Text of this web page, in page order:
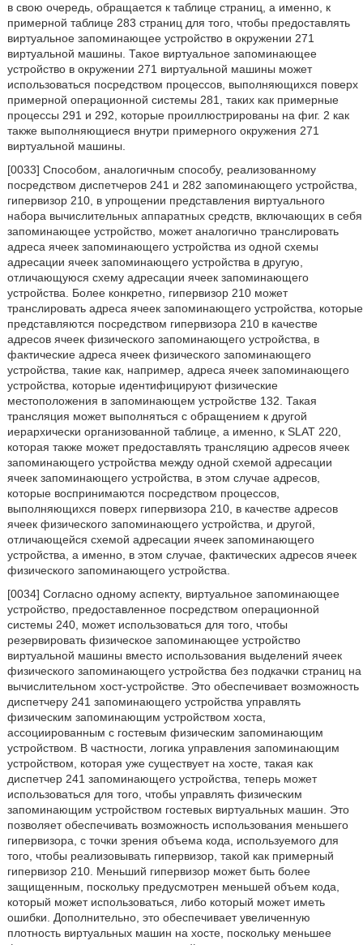
в свою очередь, обращается к таблице страниц, а именно, к
примерной таблице 283 страниц для того, чтобы предоставлять
виртуальное запоминающее устройство в окружении 271
виртуальной машины. Такое виртуальное запоминающее
устройство в окружении 271 виртуальной машины может
использоваться посредством процессов, выполняющихся поверх
примерной операционной системы 281, таких как примерные
процессы 291 и 292, которые проиллюстрированы на фиг. 2 как
также выполняющиеся внутри примерного окружения 271
виртуальной машины.
[0033] Способом, аналогичным способу, реализованному
посредством диспетчеров 241 и 282 запоминающего устройства,
гипервизор 210, в упрощении представления виртуального
набора вычислительных аппаратных средств, включающих в себя
запоминающее устройство, может аналогично транслировать
адреса ячеек запоминающего устройства из одной схемы
адресации ячеек запоминающего устройства в другую,
отличающуюся схему адресации ячеек запоминающего
устройства. Более конкретно, гипервизор 210 может
транслировать адреса ячеек запоминающего устройства, которые
представляются посредством гипервизора 210 в качестве
адресов ячеек физического запоминающего устройства, в
фактические адреса ячеек физического запоминающего
устройства, такие как, например, адреса ячеек запоминающего
устройства, которые идентифицируют физические
местоположения в запоминающем устройстве 132. Такая
трансляция может выполняться с обращением к другой
иерархически организованной таблице, а именно, к SLAT 220,
которая также может предоставлять трансляцию адресов ячеек
запоминающего устройства между одной схемой адресации
ячеек запоминающего устройства, в этом случае адресов,
которые воспринимаются посредством процессов,
выполняющихся поверх гипервизора 210, в качестве адресов
ячеек физического запоминающего устройства, и другой,
отличающейся схемой адресации ячеек запоминающего
устройства, а именно, в этом случае, фактических адресов ячеек
физического запоминающего устройства.
[0034] Согласно одному аспекту, виртуальное запоминающее
устройство, предоставленное посредством операционной
системы 240, может использоваться для того, чтобы
резервировать физическое запоминающее устройство
виртуальной машины вместо использования выделений ячеек
физического запоминающего устройства без подкачки страниц на
вычислительном хост-устройстве. Это обеспечивает возможность
диспетчеру 241 запоминающего устройства управлять
физическим запоминающим устройством хоста,
ассоциированным с гостевым физическим запоминающим
устройством. В частности, логика управления запоминающим
устройством, которая уже существует на хосте, такая как
диспетчер 241 запоминающего устройства, теперь может
использоваться для того, чтобы управлять физическим
запоминающим устройством гостевых виртуальных машин. Это
позволяет обеспечивать возможность использования меньшего
гипервизора, с точки зрения объема кода, используемого для
того, чтобы реализовывать гипервизор, такой как примерный
гипервизор 210. Меньший гипервизор может быть более
защищенным, поскольку предусмотрен меньшей объем кода,
который может использоваться, либо который может иметь
ошибки. Дополнительно, это обеспечивает увеличенную
плотность виртуальных машин на хосте, поскольку меньшее